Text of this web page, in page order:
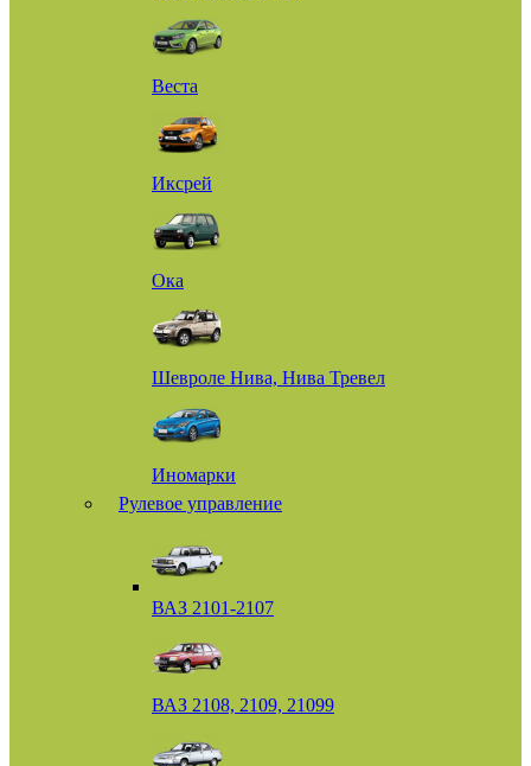
Веста
Иксрей
Ока
Шевроле Нива, Нива Тревел
Иномарки
Рулевое управление
ВАЗ 2101-2107
ВАЗ 2108, 2109, 21099